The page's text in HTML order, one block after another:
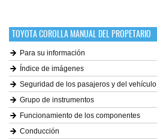
TOYOTA COROLLA MANUAL DEL PROPETARIO
Para su información
Índice de imágenes
Seguridad de los pasajeros y del vehículo
Grupo de instrumentos
Funcionamiento de los componentes
Conducción